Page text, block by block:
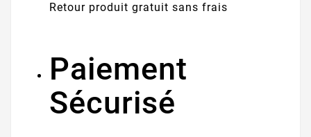
Retour produit gratuit sans frais
Paiement
Sécurisé